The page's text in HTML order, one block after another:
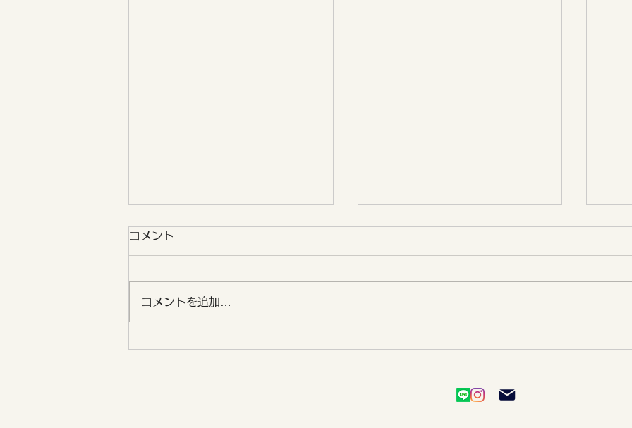
エナジーアライメント・セル
新月に寄せて｜エナジーアラ
感じ
コメント
コメントを追加…